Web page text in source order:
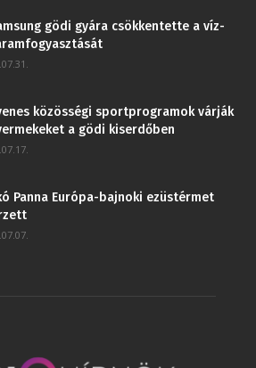
gödi gyára csökkentette a víz-
közösségi sportprogramok várják
a gödi kiserdőben
Panna Európa-bajnoki ezüstérmet